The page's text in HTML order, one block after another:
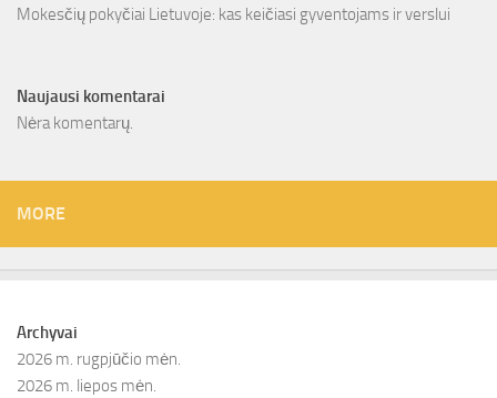
Mokesčių pokyčiai Lietuvoje: kas keičiasi gyventojams ir verslui
Naujausi komentarai
Nėra komentarų.
MORE
Archyvai
2026 m. rugpjūčio mėn.
2026 m. liepos mėn.